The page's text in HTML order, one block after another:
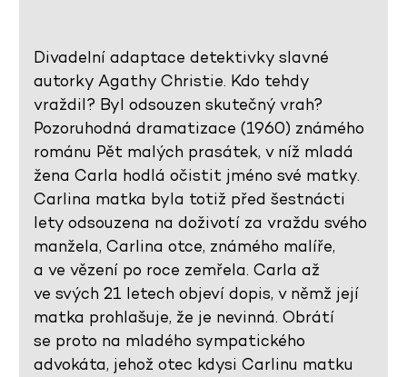
Divadelní adaptace detektivky slavné
autorky Agathy Christie. Kdo tehdy
vraždil? Byl odsouzen skutečný vrah?
Pozoruhodná dramatizace (1960) známého
románu Pět malých prasátek, v níž mladá
žena Carla hodlá očistit jméno své matky.
Carlina matka byla totiž před šestnácti
lety odsouzena na doživotí za vraždu svého
manžela, Carlina otce, známého malíře,
a ve vězení po roce zemřela. Carla až
ve svých 21 letech objeví dopis, v němž její
matka prohlašuje, že je nevinná. Obrátí
se proto na mladého sympatického
advokáta, jehož otec kdysi Carlinu matku